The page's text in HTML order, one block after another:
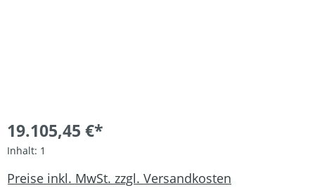
19.105,45 €*
Inhalt: 1
Preise inkl. MwSt. zzgl. Versandkosten